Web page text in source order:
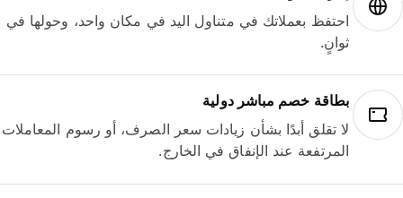
احتفظ بعملاتك في متناول اليد في مكان واحد، وحولها في
ثوانٍ.
بطاقة خصم مباشر دولية
لا تقلق أبدًا بشأن زيادات سعر الصرف، أو رسوم المعاملات
المرتفعة عند الإنفاق في الخارج.